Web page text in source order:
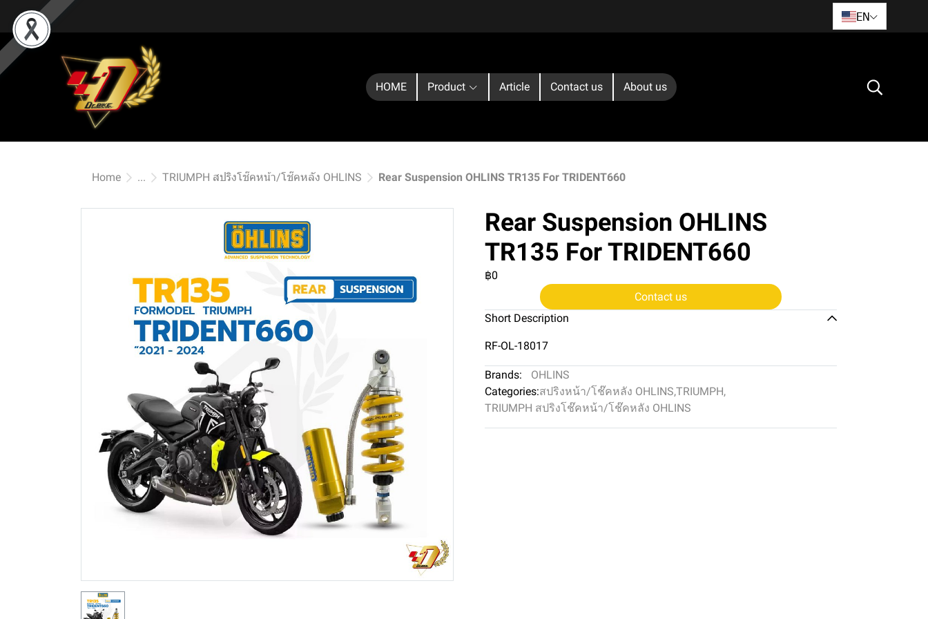
EN
HOME Product Article Contact us About us
Home ... TRIUMPH สปริงโช๊คหน้า/โช๊คหลัง OHLINS Rear Suspension OHLINS TR135 For TRIDENT660
Rear Suspension OHLINS
TR135 For TRIDENT660
฿0
Contact us
Short Description
RF-OL-18017
Brands:
OHLINS
Categories:สปริงหน้า/โช๊คหลัง OHLINS,TRIUMPH,
TRIUMPH สปริงโช๊คหน้า/โช๊คหลัง OHLINS